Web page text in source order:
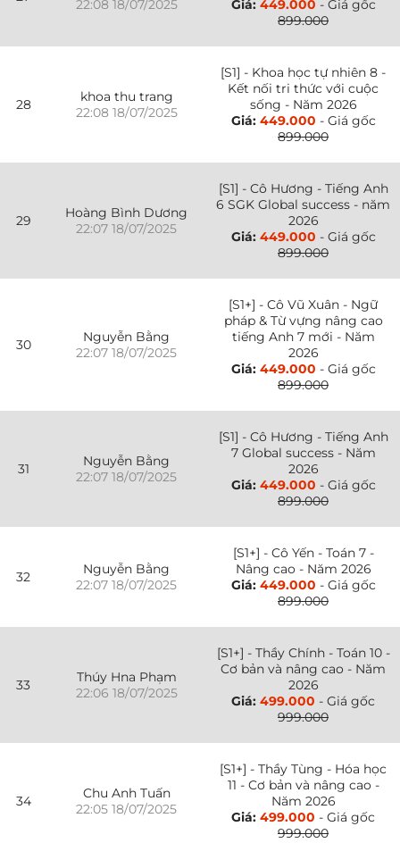
22:08 18/07/2025 Giá: 449.000 - Giá gốc
899.000
28
khoa thu trang
22:08 18/07/2025
[S1] - Khoa học tự nhiên 8 -
Kết nối tri thức với cuộc
sống - Năm 2026
Giá: 449.000 - Giá gốc
899.000
29
Hoàng Bình Dương
22:07 18/07/2025
[S1] - Cô Hương - Tiếng Anh
6 SGK Global success - năm
2026
Giá: 449.000 - Giá gốc
899.000
30
Nguyễn Bằng
22:07 18/07/2025
[S1+] - Cô Vũ Xuân - Ngữ
pháp & Từ vựng nâng cao
tiếng Anh 7 mới - Năm
2026
Giá: 449.000 - Giá gốc
899.000
31
Nguyễn Bằng
22:07 18/07/2025
[S1] - Cô Hương - Tiếng Anh
7 Global success - Năm
2026
Giá: 449.000 - Giá gốc
899.000
32
Nguyễn Bằng
22:07 18/07/2025
[S1+] - Cô Yến - Toán 7 -
Nâng cao - Năm 2026
Giá: 449.000 - Giá gốc
899.000
33
Thúy Hna Phạm
22:06 18/07/2025
[S1+] - Thầy Chính - Toán 10 -
Cơ bản và nâng cao - Năm
2026
Giá: 499.000 - Giá gốc
999.000
34
Chu Anh Tuấn
22:05 18/07/2025
[S1+] - Thầy Tùng - Hóa học
11 - Cơ bản và nâng cao -
Năm 2026
Giá: 499.000 - Giá gốc
999.000